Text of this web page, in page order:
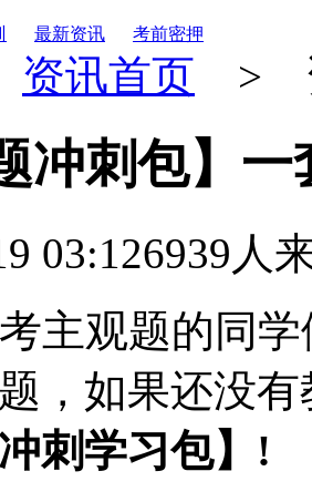
最新资讯 考前密押
资讯首页 >
冲刺包】
03:126939人
主观题的同
，如果还没
刺学习包】!